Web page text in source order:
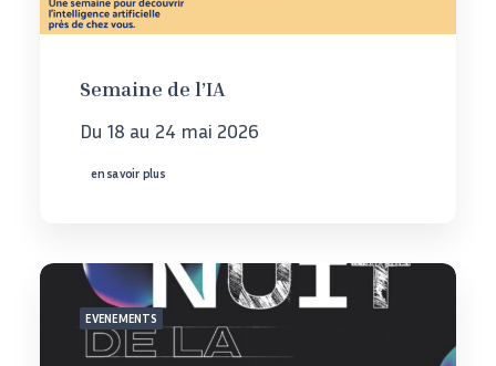
Semaine de l’IA
Du 18 au 24 mai 2026
en savoir plus
EVENEMENTS